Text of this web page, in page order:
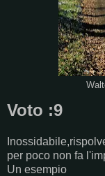
Voto :9
per poco non fa
Un esempio